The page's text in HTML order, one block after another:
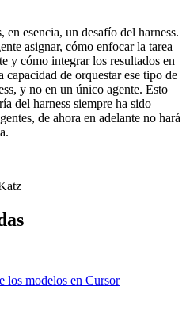
esencia, un desafío del harness.
asignar, cómo enfocar la tarea
y cómo integrar los resultados en
de orquestar ese tipo de
y no en un único agente. Esto
del harness siempre ha sido
de ahora en adelante no hará
los modelos en Cursor